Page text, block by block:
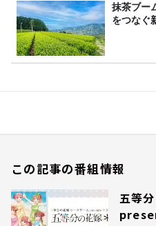
抹茶ブー
をつなぐ
この記事の番組情報
五等